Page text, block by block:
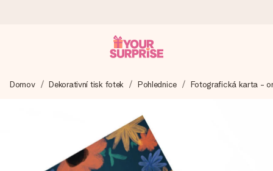
Váš dárek vytvoříme s láskou a bleskově odešleme –
4,8 (na základě +15 000 recenzí)
Domov Dekorativní tisk fotek Pohlednice Fotografická karta -